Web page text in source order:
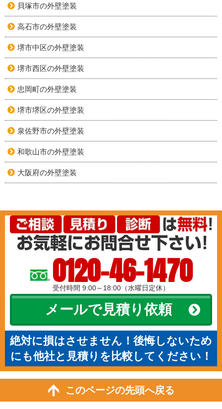
貝塚市の外壁塗装
高石市の外壁塗装
堺市中区の外壁塗装
堺市西区の外壁塗装
忠岡町の外壁塗装
堺市堺区の外壁塗装
泉佐野市の外壁塗装
和歌山市の外壁塗装
大阪府の外壁塗装
0120-46-1470
受付時間 9:00～18:00（水曜日定休）
メールで見積り依頼
絶対に損はさせません！後悔しないため
にも他社と見積りを比較してください！
このページの先頭へ戻る